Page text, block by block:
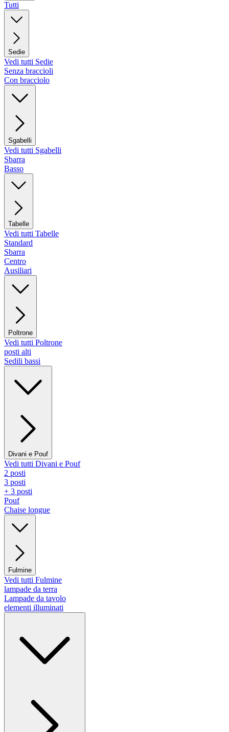
Tutti
Sedie
Vedi tutti Sedie
Senza braccioli
Con bracciolo
Sgabelli
Vedi tutti Sgabelli
Sbarra
Basso
Tabelle
Vedi tutti Tabelle
Standard
Sbarra
Centro
Ausiliari
Poltrone
Vedi tutti Poltrone
posti alti
Sedili bassi
Divani e Pouf
Vedi tutti Divani e Pouf
2 posti
3 posti
+ 3 posti
Pouf
Chaise longue
Fulmine
Vedi tutti Fulmine
lampade da terra
Lampade da tavolo
elementi illuminati